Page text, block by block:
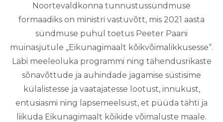
Noortevaldkonna tunnustussündmuse
formaadiks on ministri vastuvõtt, mis 2021 aasta
sündmuse puhul toetus Peeter Paani
muinasjutule „Eikunagimaalt kõikvõimalikkusesse“.
Läbi meeleoluka programmi ning tähendusrikaste
sõnavõttude ja auhindade jagamise süstisime
külalistesse ja vaatajatesse lootust, innukust,
entusiasmi ning lapsemeelsust, et püüda tähti ja
liikuda Eikunagimaalt kõikide võimaluste maale.